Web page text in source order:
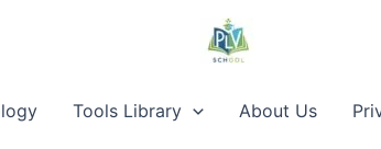
Tools Library About Us